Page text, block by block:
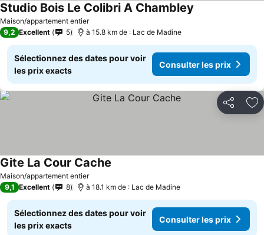
Maison/appartement entier
Studio Bois Le Colibri A Chambley
9,2 Excellent 5 à 15.8 km de : Lac de Madine
Sélectionnez des dates pour voir
les prix exacts
Consulter les prix
Partager
Maison/appartement entier
Gite La Cour Cache
9,1 Excellent 8 à 18.1 km de : Lac de Madine
Sélectionnez des dates pour voir
les prix exacts
Consulter les prix